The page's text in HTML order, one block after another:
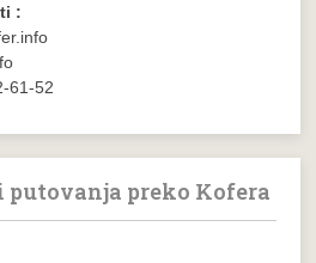
:
61-52
putovanja preko Kofera